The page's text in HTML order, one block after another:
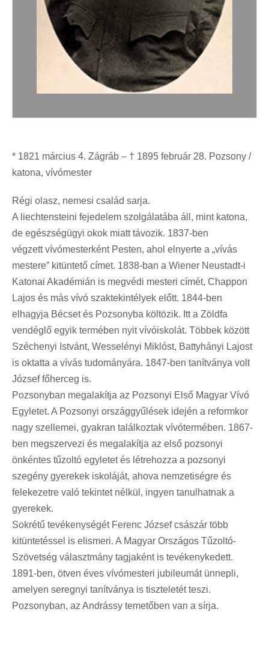
* 1821 március 4. Zágráb – † 1895 február 28. Pozsony /
katona, vívómester
Régi olasz, nemesi család sarja.
A liechtensteini fejedelem szolgálatába áll, mint katona,
de egészségügyi okok miatt távozik. 1837-ben
végzett vívómesterként Pesten, ahol elnyerte a „vívás
mestere” kitüntető címet. 1838-ban a Wiener Neustadt-i
Katonai Akadémián is megvédi mesteri címét, Chappon
Lajos és más vívó szaktekintélyek előtt. 1844-ben
elhagyja Bécset és Pozsonyba költözik. Itt a Zöldfa
vendéglő egyik termében nyit vívóiskolát. Többek között
Széchenyi Istvánt, Wesselényi Miklóst, Battyhányi Lajost
is oktatta a vívás tudományára. 1847-ben tanítványa volt
József főherceg is.
Pozsonyban megalakítja az Pozsonyi Első Magyar Vívó
Egyletet. A Pozsonyi országgyűlések idején a reformkor
nagy szellemei, gyakran találkoztak vívótermében. 1867-
ben megszervezi és megalakítja az első pozsonyi
önkéntes tűzoltó egyletet és létrehozza a pozsonyi
szegény gyerekek iskoláját, ahova nemzetiségre és
felekezetre való tekintet nélkül, ingyen tanulhatnak a
gyerekek.
Sokrétű tevékenységét Ferenc József császár több
kitüntetéssel is elismeri. A Magyar Országos Tűzoltó-
Szövetség választmány tagjaként is tevékenykedett.
1891-ben, ötven éves vívómesteri jubileumát ünnepli,
amelyen seregnyi tanítványa is tiszteletét teszi.
Pozsonyban, az Andrássy temetőben van a sírja.